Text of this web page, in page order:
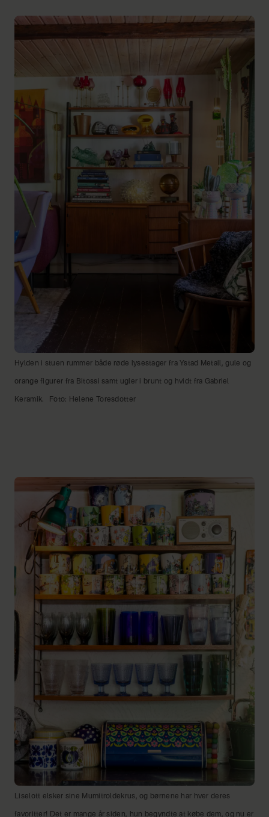
Hylden i stuen rummer både røde lysestager fra Ystad Metall, gule og
orange figurer fra Bitossi samt ugler i brunt og hvidt fra Gabriel
Keramik. Foto: Helene Toresdotter
Liselott elsker sine Mumitroldekrus, og børnene har hver deres
favoritter! Det er mange år siden, hun begyndte at købe dem, og nu er